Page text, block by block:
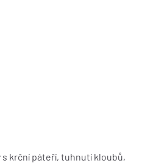
krční páteří, tuhnutí kloubů,